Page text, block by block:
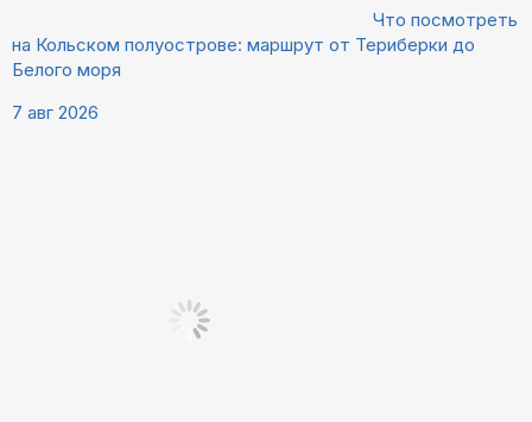
Что посмотреть
на Кольском полуострове: маршрут от Териберки до
Белого моря
7 авг 2026